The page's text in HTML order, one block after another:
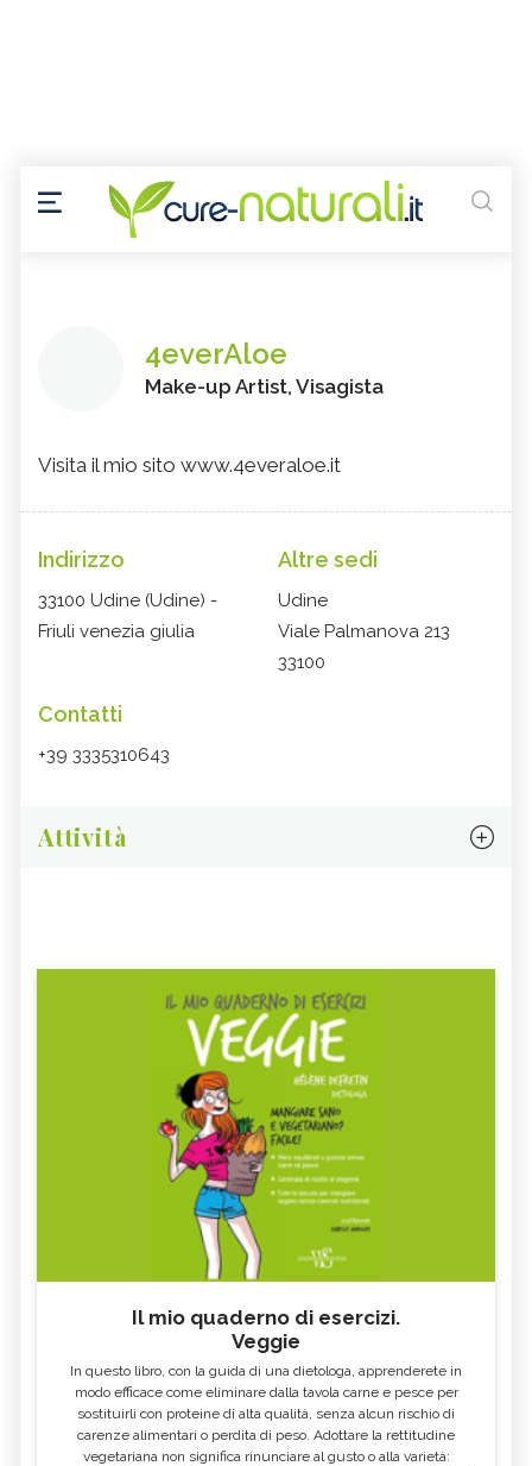
4everAloe
Make-up Artist, Visagista
Visita il mio sito www.4everaloe.it
Indirizzo
33100 Udine (Udine) -
Friuli venezia giulia
Altre sedi
Udine
Viale Palmanova 213
33100
Contatti
+39 3335310643
Attività
Il mio quaderno di esercizi.
Veggie
In questo libro, con la guida di una dietologa, apprenderete in
modo efficace come eliminare dalla tavola carne e pesce per
sostituirli con proteine di alta qualità, senza alcun rischio di
carenze alimentari o perdita di peso. Adottare la rettitudine
vegetariana non significa rinunciare al gusto o alla varietà: